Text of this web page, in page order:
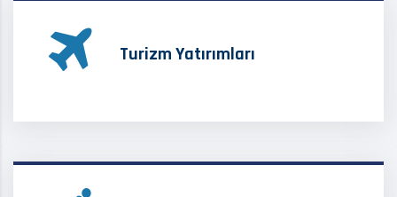
Turizm Yatırımları